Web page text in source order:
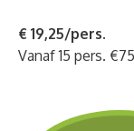
€ 19,25/pers.
Vanaf 15 pers.